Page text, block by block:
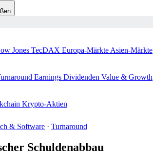
Jones TecDAX Europa-Märkte Asien-Märkte
Earnings Dividenden Value & Growth
Krypto-Aktien
& Software · Turnaround
Schuldenabbau